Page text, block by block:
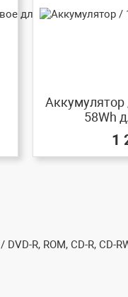
Аккумулятор
58Wh
1